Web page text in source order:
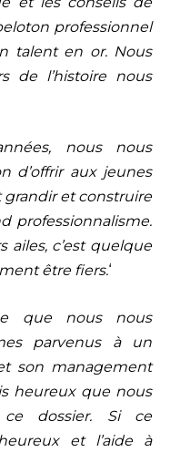
professionnel
talent en or. Nous
de l’histoire nous
nous nous
d’offrir aux jeunes
et construire
professionnalisme.
ailes, c’est quelque
être fiers.‘
que nous nous
parvenus à un
son management
heureux que nous
ce dossier. Si ce
et l’aide à